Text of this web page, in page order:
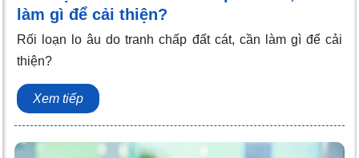
làm gì để cải thiện?
Rối loạn lo âu do tranh chấp đất cát, cần làm gì để cải
thiện?
Xem tiếp